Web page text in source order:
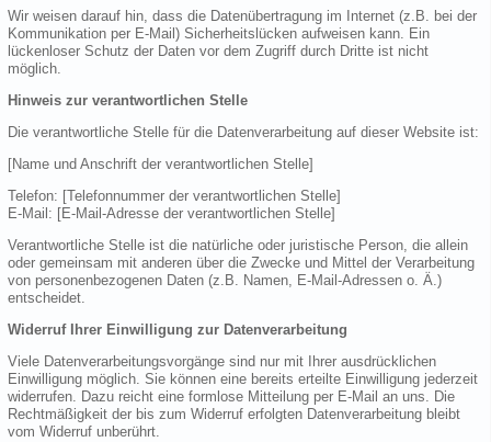
Wir weisen darauf hin, dass die Datenübertragung im Internet (z.B. bei der
Kommunikation per E-Mail) Sicherheitslücken aufweisen kann. Ein
lückenloser Schutz der Daten vor dem Zugriff durch Dritte ist nicht
möglich.
Hinweis zur verantwortlichen Stelle
Die verantwortliche Stelle für die Datenverarbeitung auf dieser Website ist:
[Name und Anschrift der verantwortlichen Stelle]
Telefon: [Telefonnummer der verantwortlichen Stelle]
E-Mail: [E-Mail-Adresse der verantwortlichen Stelle]
Verantwortliche Stelle ist die natürliche oder juristische Person, die allein
oder gemeinsam mit anderen über die Zwecke und Mittel der Verarbeitung
von personenbezogenen Daten (z.B. Namen, E-Mail-Adressen o. Ä.)
entscheidet.
Widerruf Ihrer Einwilligung zur Datenverarbeitung
Viele Datenverarbeitungsvorgänge sind nur mit Ihrer ausdrücklichen
Einwilligung möglich. Sie können eine bereits erteilte Einwilligung jederzeit
widerrufen. Dazu reicht eine formlose Mitteilung per E-Mail an uns. Die
Rechtmäßigkeit der bis zum Widerruf erfolgten Datenverarbeitung bleibt
vom Widerruf unberührt.